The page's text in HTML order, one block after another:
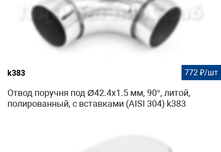
k383 772 ₽/шт
Отвод поручня под Ø42.4х1.5 мм, 90°, литой,
полированный, с вставками (AISI 304) k383